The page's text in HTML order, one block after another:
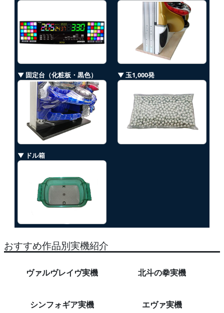
▼ 固定台（化粧板・黒色） ▼ 玉1,000発
▼ ドル箱
おすすめ作品別実機紹介
ヴァルヴレイヴ実機 北斗の拳実機
シンフォギア実機 エヴァ実機